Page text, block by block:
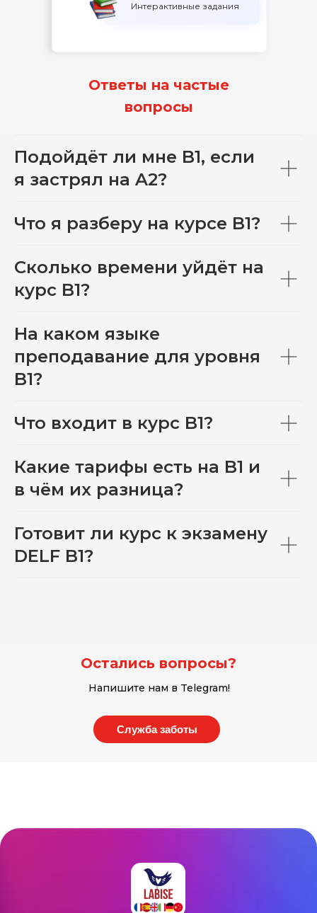
Интерактивные задания
Ответы на частые
вопросы
Подойдёт ли мне B1, если
я застрял на A2?
Что я разберу на курсе B1?
Сколько времени уйдёт на
курс B1?
На каком языке
преподавание для уровня
B1?
Что входит в курс B1?
Какие тарифы есть на B1 и
в чём их разница?
Готовит ли курс к экзамену
DELF B1?
Остались вопросы?
Напишите нам в Telegram!
Служба заботы